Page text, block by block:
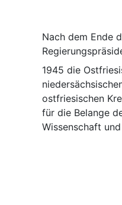
Nach dem Ende
1945 die
ostfriesischen
für die Belange